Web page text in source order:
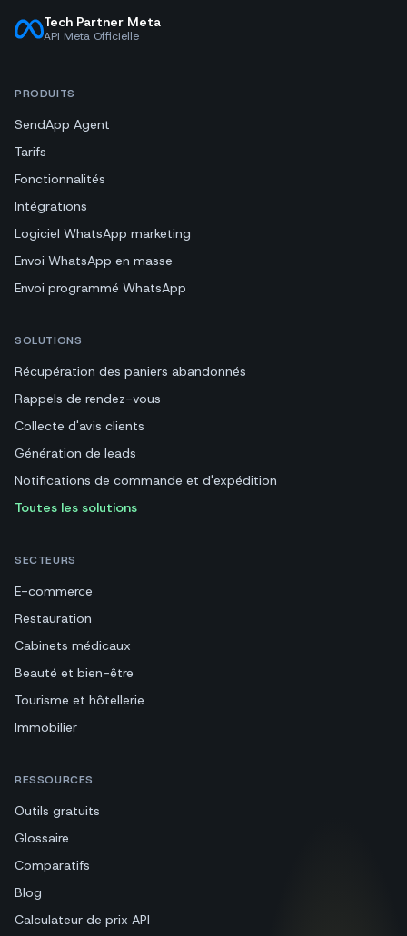
Tech Partner Meta
API Meta Officielle
PRODUITS
SendApp Agent
Tarifs
Fonctionnalités
Intégrations
Logiciel WhatsApp marketing
Envoi WhatsApp en masse
Envoi programmé WhatsApp
SOLUTIONS
Récupération des paniers abandonnés
Rappels de rendez-vous
Collecte d'avis clients
Génération de leads
Notifications de commande et d'expédition
Toutes les solutions
SECTEURS
E-commerce
Restauration
Cabinets médicaux
Beauté et bien-être
Tourisme et hôtellerie
Immobilier
RESSOURCES
Outils gratuits
Glossaire
Comparatifs
Blog
Calculateur de prix API